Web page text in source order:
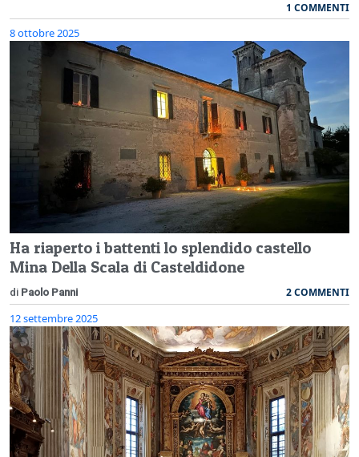
1 COMMENTI
8 ottobre 2025
Ha riaperto i battenti lo splendido castello
Mina Della Scala di Casteldidone
di Paolo Panni 2 COMMENTI
12 settembre 2025